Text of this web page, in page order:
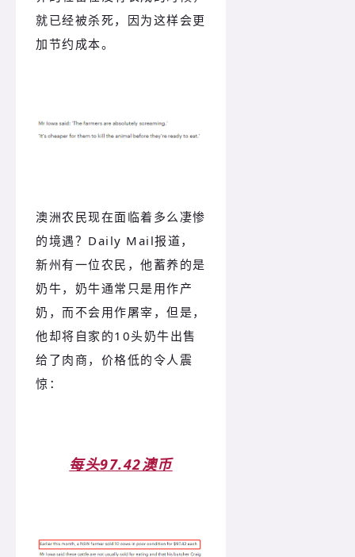
就已经被杀死，因为这样会更
加节约成本。
澳洲农民现在面临着多么凄惨
的境遇？Daily Mail报道，
新州有一位农民，他蓄养的是
奶牛，奶牛通常只是用作产
奶，而不会用作屠宰，但是，
他却将自家的10头奶牛出售
给了肉商，价格低的令人震
惊：
每头97.42澳币